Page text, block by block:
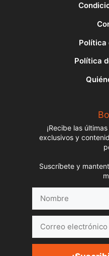
Política
Política
¡Recibe las
exclusivos y
Suscríbete y
electrónico